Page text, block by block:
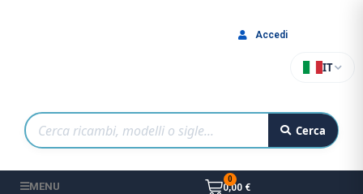
Cerca
IT
Accedi
MENU 0,00 €